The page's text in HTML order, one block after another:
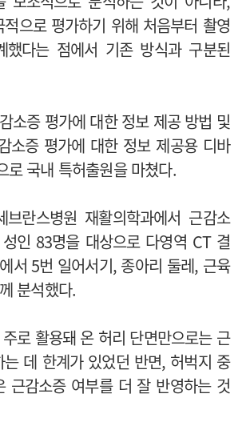
으로 평가하기 위해 처음부터 촬영
했다는 점에서 기존 방식과 구분된
소증 평가에 대한 정보 제공 방법 및
소증 평가에 대한 정보 제공용 디바
로 국내 특허출원을 마쳤다.
브란스병원 재활의학과에서 근감소
인 83명을 대상으로 다영역 CT 결
서 5번 일어서기, 종아리 둘레, 근육
분석했다.
로 활용돼 온 허리 단면만으로는 근
는 데 한계가 있었던 반면, 허벅지 중
근감소증 여부를 더 잘 반영하는 것